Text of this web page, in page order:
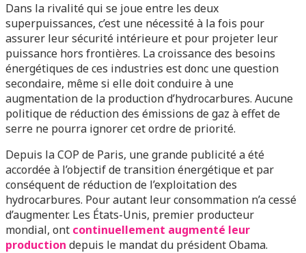
Dans la rivalité qui se joue entre les deux
superpuissances, c’est une nécessité à la fois pour
assurer leur sécurité intérieure et pour projeter leur
puissance hors frontières. La croissance des besoins
énergétiques de ces industries est donc une question
secondaire, même si elle doit conduire à une
augmentation de la production d’hydrocarbures. Aucune
politique de réduction des émissions de gaz à effet de
serre ne pourra ignorer cet ordre de priorité.
Depuis la COP de Paris, une grande publicité a été
accordée à l’objectif de transition énergétique et par
conséquent de réduction de l’exploitation des
hydrocarbures. Pour autant leur consommation n’a cessé
d’augmenter. Les États-Unis, premier producteur
mondial, ont continuellement augmenté leur
production depuis le mandat du président Obama.